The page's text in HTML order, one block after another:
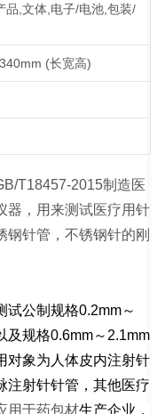
品,文体,电子/电池,包装/
(长宽高)
T18457-2015制造医
器，用来测试医疗用针
钢针管，不锈钢针的刚
试公制规格0.2mm～
及规格0.6mm～ 2.1mm
对象为人体皮内注射针
注射针针管，其他医疗
用于药包材生产企业，